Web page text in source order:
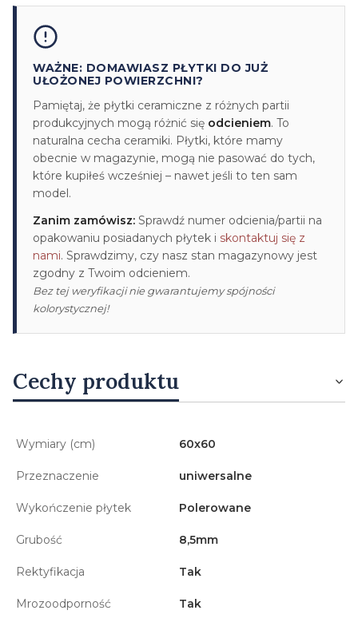
WAŻNE: DOMAWIASZ PŁYTKI DO JUŻ
UŁOŻONEJ POWIERZCHNI?
Pamiętaj, że płytki ceramiczne z różnych partii
produkcyjnych mogą różnić się odcieniem. To
naturalna cecha ceramiki. Płytki, które mamy
obecnie w magazynie, mogą nie pasować do tych,
które kupiłeś wcześniej – nawet jeśli to ten sam
model.
Zanim zamówisz: Sprawdź numer odcienia/partii na
opakowaniu posiadanych płytek i skontaktuj się z
nami. Sprawdzimy, czy nasz stan magazynowy jest
zgodny z Twoim odcieniem.
Bez tej weryfikacji nie gwarantujemy spójności
kolorystycznej!
Cechy produktu
Wymiary (cm) 60x60
Przeznaczenie uniwersalne
Wykończenie płytek Polerowane
Grubość 8,5mm
Rektyfikacja Tak
Mrozoodporność Tak